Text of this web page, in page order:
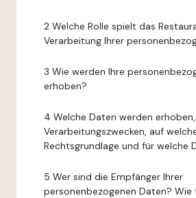
2 Welche Rolle spielt das
Verarbeitung Ihrer
3 Wie werden Ihre
erhoben?
4 Welche Daten werden
Verarbeitungszwecken, auf
Rechtsgrundlage und für welche
5 Wer sind die Empfänger Ihrer
personenbezogenen Daten? Wie